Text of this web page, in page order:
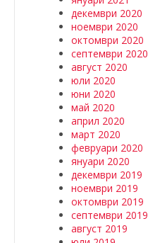
декември 2020
ноември 2020
октомври 2020
септември 2020
август 2020
юли 2020
юни 2020
май 2020
април 2020
март 2020
февруари 2020
януари 2020
декември 2019
ноември 2019
октомври 2019
септември 2019
август 2019